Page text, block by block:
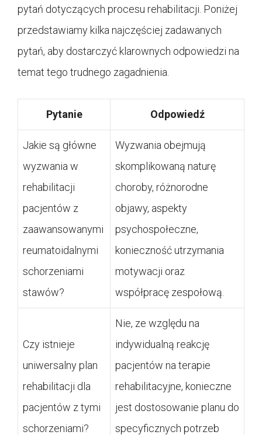
pytań dotyczących procesu rehabilitacji. Poniżej
przedstawiamy kilka najczęściej zadawanych
pytań, aby dostarczyć klarownych odpowiedzi na
temat tego trudnego zagadnienia.
Pytanie Odpowiedź
Jakie są główne
wyzwania w
rehabilitacji
pacjentów z
zaawansowanymi
reumatoidalnymi
schorzeniami
stawów?
Wyzwania obejmują
skomplikowaną naturę
choroby, różnorodne
objawy, aspekty
psychospołeczne,
konieczność utrzymania
motywacji oraz
współpracę zespołową.
Czy istnieje
uniwersalny plan
rehabilitacji dla
pacjentów z tymi
schorzeniami?
Nie, ze względu na
indywidualną reakcję
pacjentów na terapie
rehabilitacyjne, konieczne
jest dostosowanie planu do
specyficznych potrzeb